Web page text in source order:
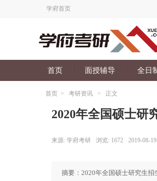
学府首页
首页 面授辅导 全日
首页 > 考研资讯 > 正文
2020年全国硕士研
来源: 学府考研 浏览: 1672 2019-08-19
摘要：2020年全国硕士研究生招